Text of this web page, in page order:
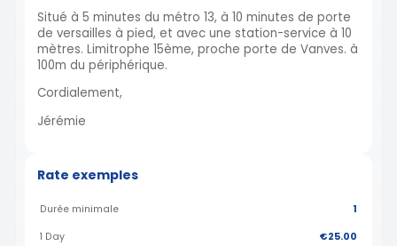
Situé à 5 minutes du métro 13, à 10 minutes de porte
de versailles à pied, et avec une station-service à 10
mètres. Limitrophe 15ème, proche porte de Vanves. à
100m du périphérique.
Cordialement,
Jérémie
Rate exemples
Durée minimale 1
1 Day €25.00